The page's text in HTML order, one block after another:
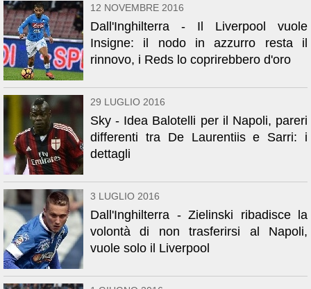
12 NOVEMBRE 2016
Dall'Inghilterra - Il Liverpool vuole
Insigne: il nodo in azzurro resta il
rinnovo, i Reds lo coprirebbero d'oro
29 LUGLIO 2016
Sky - Idea Balotelli per il Napoli, pareri
differenti tra De Laurentiis e Sarri: i
dettagli
3 LUGLIO 2016
Dall'Inghilterra - Zielinski ribadisce la
volontà di non trasferirsi al Napoli,
vuole solo il Liverpool